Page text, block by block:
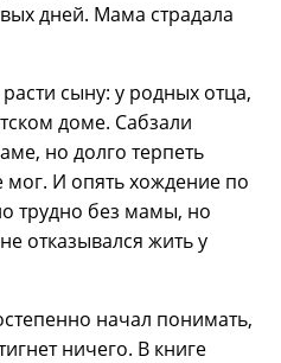
дней. Мама страдала
сыну: у родных отца,
доме. Сабзали
но долго терпеть
мог. И опять хождение по
трудно без мамы, но
отказывался жить у
начал понимать,
ничего. В книге